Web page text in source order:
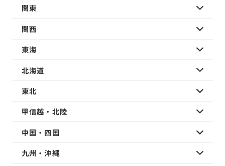
関東
関西
東海
北海道
東北
甲信越・北陸
中国・四国
九州・沖縄